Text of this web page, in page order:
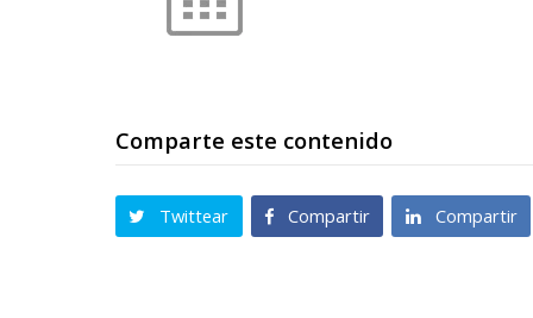
Comparte este contenido
Twittear Compartir Compartir